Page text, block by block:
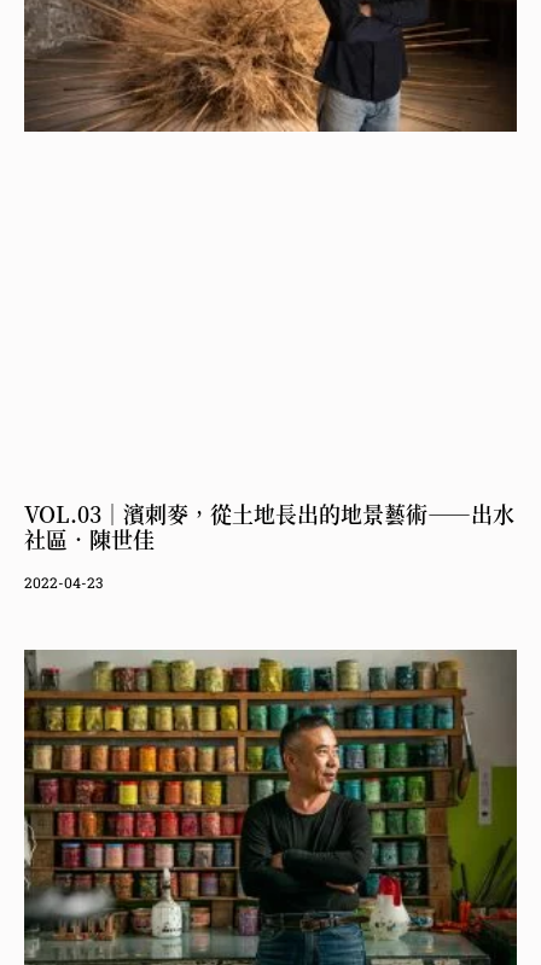
VOL.03｜濱刺麥，從土地長出的地景藝術——出水
社區．陳世佳
2022-04-23